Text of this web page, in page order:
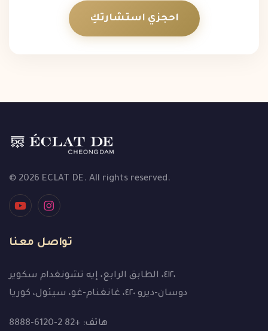
احجزي استشارتكِ
© 2026 ECLAT DE. All rights reserved.
تواصل معنا
٤١٢، الطابق الرابع، إيه تشونغدام سكوير،
دوسان-ديرو ٤٢٠، غانغنام-غو، سيئول، كوريا
هاتف: +82 2-6120-8888